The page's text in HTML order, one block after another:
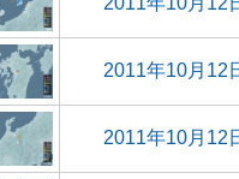
2011年10月12
2011年10月12